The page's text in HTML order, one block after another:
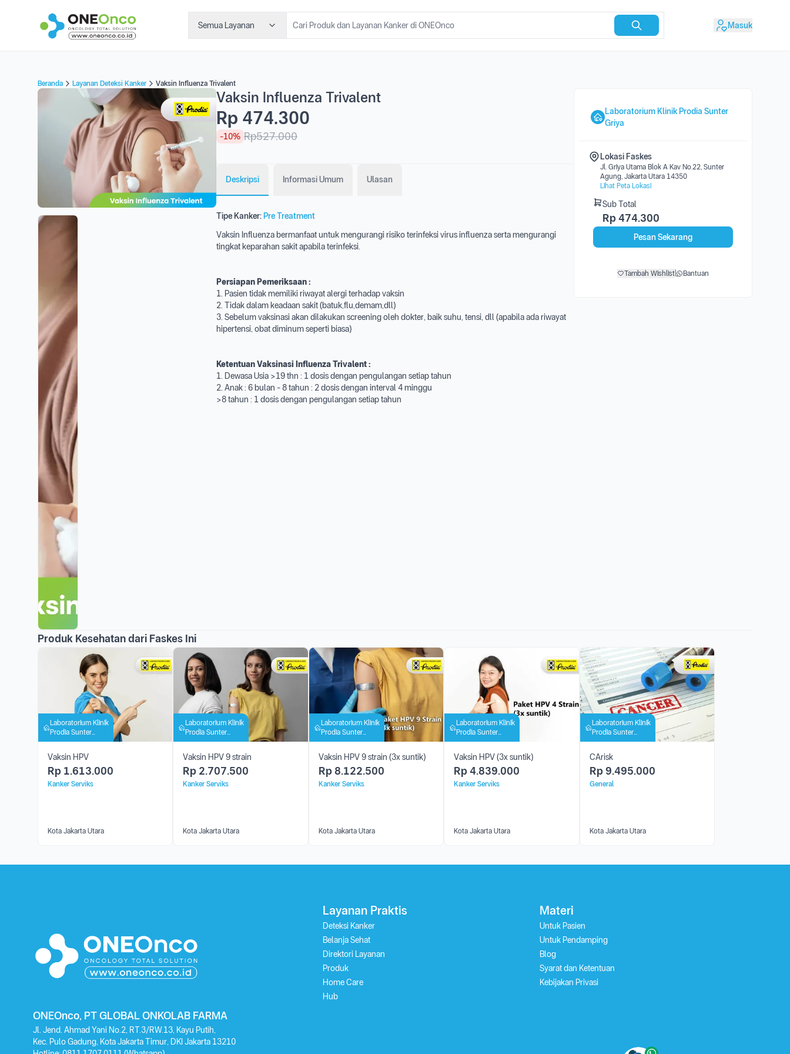
Semua Layanan Masuk
Beranda Layanan Deteksi Kanker Vaksin Influenza Trivalent
Vaksin Influenza Trivalent
Rp 474.300
-10% Rp527.000
Deskripsi Informasi Umum Ulasan
Tipe Kanker: Pre Treatment
Vaksin Influenza bermanfaat untuk mengurangi risiko terinfeksi virus influenza serta mengurangi
tingkat keparahan sakit apabila terinfeksi.
Persiapan Pemeriksaan :
1. Pasien tidak memiliki riwayat alergi terhadap vaksin
2. Tidak dalam keadaan sakit (batuk,flu,demam,dll)
3. Sebelum vaksinasi akan dilakukan screening oleh dokter, baik suhu, tensi, dll (apabila ada riwayat
hipertensi, obat diminum seperti biasa)
Ketentuan Vaksinasi InfluenzaTrivalent:
1. Dewasa Usia >19 thn : 1 dosis dengan pengulangan setiap tahun
2. Anak : 6 bulan - 8 tahun : 2 dosis dengan interval 4 minggu
>8 tahun : 1 dosis dengan pengulangan setiap tahun
Laboratorium Klinik Prodia Sunter
Griya
Lokasi Faskes
Jl. Griya Utama Blok A Kav No.22, Sunter
Agung, Jakarta Utara 14350
Lihat Peta Lokasi
Sub Total
Rp 474.300
Pesan Sekarang
Tambah Wishlist Bantuan
Produk Kesehatan dari Faskes Ini
Laboratorium Klinik
Prodia Sunter
Griya
Vaksin HPV
Rp 1.613.000
Kanker Serviks
Kota Jakarta Utara
Laboratorium Klinik
Prodia Sunter
Griya
Vaksin HPV 9 strain
Rp 2.707.500
Kanker Serviks
Kota Jakarta Utara
Laboratorium Klinik
Prodia Sunter
Griya
Vaksin HPV 9 strain (3x suntik)
Rp 8.122.500
Kanker Serviks
Kota Jakarta Utara
Laboratorium Klinik
Prodia Sunter
Griya
Vaksin HPV (3x suntik)
Rp 4.839.000
Kanker Serviks
Kota Jakarta Utara
Laboratorium Klinik
Prodia Sunter
Griya
CArisk
Rp 9.495.000
General
Kota Jakarta Utara
ONEOnco, PT GLOBAL ONKOLAB FARMA
Jl. Jend. Ahmad Yani No.2, RT.3/RW.13, Kayu Putih,
Kec. Pulo Gadung, Kota Jakarta Timur, DKI Jakarta 13210
Layanan Praktis
Deteksi Kanker
Belanja Sehat
Direktori Layanan
Produk
Home Care
Hub
Materi
Untuk Pasien
Untuk Pendamping
Blog
Syarat dan Ketentuan
Kebijakan Privasi